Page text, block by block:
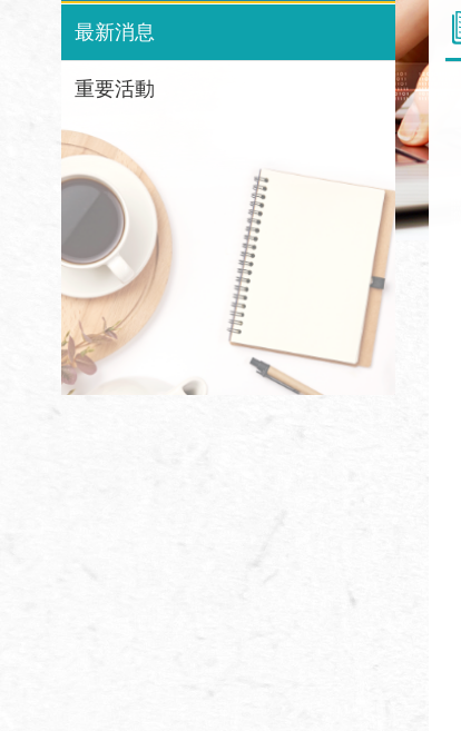
最新消息
重要活動